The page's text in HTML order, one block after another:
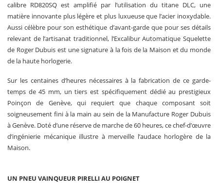
calibre RD820SQ est amplifié par l’utilisation du titane DLC, une
matière innovante plus légère et plus luxueuse que l’acier inoxydable.
Aussi célèbre pour son esthétique d’avant-garde que pour ses détails
relevant de l’artisanat traditionnel, l’Excalibur Automatique Squelette
de Roger Dubuis est une signature à la fois de la Maison et du monde
de la haute horlogerie.
Sur les centaines d’heures nécessaires à la fabrication de ce garde-
temps de 45 mm, un tiers est spécifiquement dédié au prestigieux
Poinçon de Genève, qui requiert que chaque composant soit
soigneusement fini à la main au sein de la Manufacture Roger Dubuis
à Genève. Doté d’une réserve de marche de 60 heures, ce chef-d’œuvre
d’ingénierie mécanique illustre à merveille l’audace horlogère de la
Maison.
UN PNEU VAINQUEUR PIRELLI AU POIGNET